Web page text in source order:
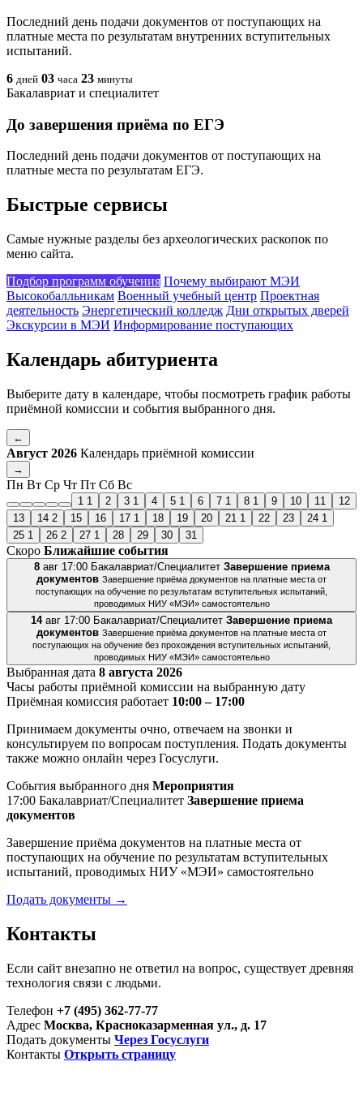
Последний день подачи документов от поступающих на
платные места по результатам внутренних вступительных
испытаний.
6 дней 03 часа 23 минуты
Бакалавриат и специалитет
До завершения приёма по ЕГЭ
Последний день подачи документов от поступающих на
платные места по результатам ЕГЭ.
Быстрые сервисы
Самые нужные разделы без археологических раскопок по
меню сайта.
Подбор программ обучения Почему выбирают МЭИ
Высокобалльникам Военный учебный центр Проектная
деятельность Энергетический колледж Дни открытых дверей
Экскурсии в МЭИ Информирование поступающих
Календарь абитуриента
Выберите дату в календаре, чтобы посмотреть график работы
приёмной комиссии и события выбранного дня.
←
Август 2026 Календарь приёмной комиссии
→
Пн Вт Ср Чт Пт Сб Вс
1 1 2 3 1 4 5 1 6 7 1 8 1 9 10 11
12
13
14 2 15 16 17 1 18 19 20 21 1 22 23 24 1
25 1 26 2 27 1 28 29 30 31
Скоро Ближайшие события
8 авг 17:00 Бакалавриат/Специалитет Завершение приема
документов Завершение приёма документов на платные места от
поступающих на обучение по результатам вступительных испытаний,
проводимых НИУ «МЭИ» самостоятельно
14 авг 17:00 Бакалавриат/Специалитет Завершение приема
документов Завершение приёма документов на платные места от
поступающих на обучение без прохождения вступительных испытаний,
проводимых НИУ «МЭИ» самостоятельно
Выбранная дата 8 августа 2026
Часы работы приёмной комиссии на выбранную дату
Приёмная комиссия работает 10:00 – 17:00
Принимаем документы очно, отвечаем на звонки и
консультируем по вопросам поступления. Подать документы
также можно онлайн через Госуслуги.
События выбранного дня Мероприятия
17:00 Бакалавриат/Специалитет Завершение приема
документов
Завершение приёма документов на платные места от
поступающих на обучение по результатам вступительных
испытаний, проводимых НИУ «МЭИ» самостоятельно
Подать документы →
Контакты
Если сайт внезапно не ответил на вопрос, существует древняя
технология связи с людьми.
Телефон +7 (495) 362-77-77
Адрес Москва, Красноказарменная ул., д. 17
Подать документы Через Госуслуги
Контакты Открыть страницу